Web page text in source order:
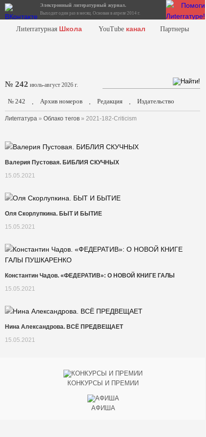
Электронный литературный журнал.
Выходит один раз в месяц. Основан в апреле 2014 г.
Лиterraтурная Школа YouTube канал Партнеры
№ 242 июль-август 2026 г.
№ 242 . Архив номеров . Редакция . Издательство
Лиterraтура » Облако тегов » 2021-182-Criticism
Валерия Пустовая. БИБЛИЯ СКУЧНЫХ
15.05.2021
Оля Скорлупкина. БЫТ И БЫТИЕ
15.05.2021
Константин Чадов. «ФЕДЕРАТИВ»: О НОВОЙ КНИГЕ ГАЛЫ
15.05.2021
Нина Александрова. ВСЁ ПРЕДВЕЩАЕТ
15.05.2021
КОНКУРСЫ И ПРЕМИИ
АФИША